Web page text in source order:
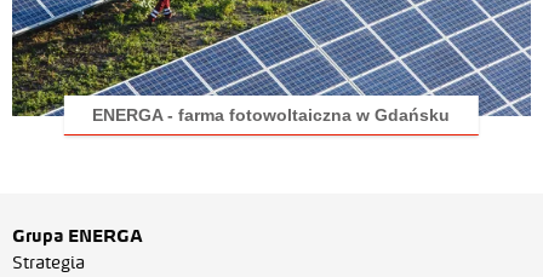
ENERGA - farma fotowoltaiczna w Gdańsku
Grupa ENERGA
Strategia